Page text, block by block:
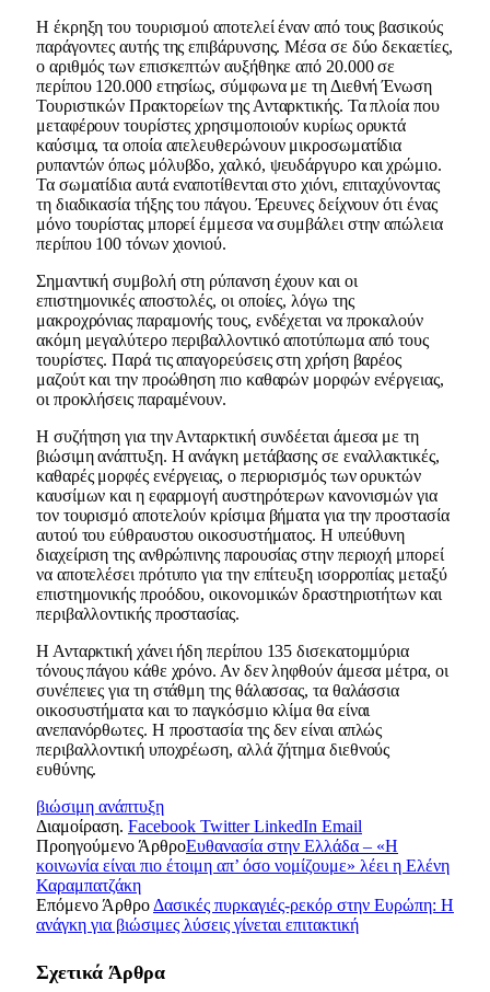
Η έκρηξη του τουρισμού αποτελεί έναν από τους βασικούς
παράγοντες αυτής της επιβάρυνσης. Μέσα σε δύο δεκαετίες,
ο αριθμός των επισκεπτών αυξήθηκε από 20.000 σε
περίπου 120.000 ετησίως, σύμφωνα με τη Διεθνή Ένωση
Τουριστικών Πρακτορείων της Ανταρκτικής. Τα πλοία που
μεταφέρουν τουρίστες χρησιμοποιούν κυρίως ορυκτά
καύσιμα, τα οποία απελευθερώνουν μικροσωματίδια
ρυπαντών όπως μόλυβδο, χαλκό, ψευδάργυρο και χρώμιο.
Τα σωματίδια αυτά εναποτίθενται στο χιόνι, επιταχύνοντας
τη διαδικασία τήξης του πάγου. Έρευνες δείχνουν ότι ένας
μόνο τουρίστας μπορεί έμμεσα να συμβάλει στην απώλεια
περίπου 100 τόνων χιονιού.
Σημαντική συμβολή στη ρύπανση έχουν και οι
επιστημονικές αποστολές, οι οποίες, λόγω της
μακροχρόνιας παραμονής τους, ενδέχεται να προκαλούν
ακόμη μεγαλύτερο περιβαλλοντικό αποτύπωμα από τους
τουρίστες. Παρά τις απαγορεύσεις στη χρήση βαρέος
μαζούτ και την προώθηση πιο καθαρών μορφών ενέργειας,
οι προκλήσεις παραμένουν.
Η συζήτηση για την Ανταρκτική συνδέεται άμεσα με τη
βιώσιμη ανάπτυξη. Η ανάγκη μετάβασης σε εναλλακτικές,
καθαρές μορφές ενέργειας, ο περιορισμός των ορυκτών
καυσίμων και η εφαρμογή αυστηρότερων κανονισμών για
τον τουρισμό αποτελούν κρίσιμα βήματα για την προστασία
αυτού του εύθραυστου οικοσυστήματος. Η υπεύθυνη
διαχείριση της ανθρώπινης παρουσίας στην περιοχή μπορεί
να αποτελέσει πρότυπο για την επίτευξη ισορροπίας μεταξύ
επιστημονικής προόδου, οικονομικών δραστηριοτήτων και
περιβαλλοντικής προστασίας.
Η Ανταρκτική χάνει ήδη περίπου 135 δισεκατομμύρια
τόνους πάγου κάθε χρόνο. Αν δεν ληφθούν άμεσα μέτρα, οι
συνέπειες για τη στάθμη της θάλασσας, τα θαλάσσια
οικοσυστήματα και το παγκόσμιο κλίμα θα είναι
ανεπανόρθωτες. Η προστασία της δεν είναι απλώς
περιβαλλοντική υποχρέωση, αλλά ζήτημα διεθνούς
ευθύνης.
βιώσιμη ανάπτυξη
Διαμοίραση. Facebook Twitter LinkedIn Email
Προηγούμενο ΆρθροΕυθανασία στην Ελλάδα – «Η
κοινωνία είναι πιο έτοιμη απ’ όσο νομίζουμε» λέει η Ελένη
Καραμπατζάκη
Επόμενο Άρθρο Δασικές πυρκαγιές-ρεκόρ στην Ευρώπη: Η
ανάγκη για βιώσιμες λύσεις γίνεται επιτακτική
Σχετικά Άρθρα